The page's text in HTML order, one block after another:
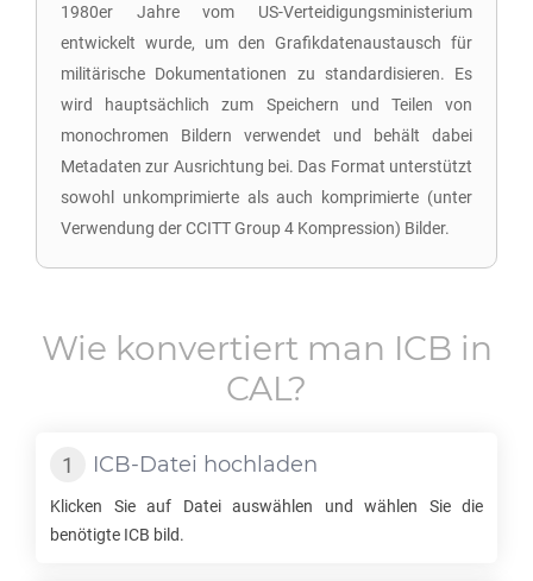
1980er Jahre vom US-Verteidigungsministerium
entwickelt wurde, um den Grafikdatenaustausch für
militärische Dokumentationen zu standardisieren. Es
wird hauptsächlich zum Speichern und Teilen von
monochromen Bildern verwendet und behält dabei
Metadaten zur Ausrichtung bei. Das Format unterstützt
sowohl unkomprimierte als auch komprimierte (unter
Verwendung der CCITT Group 4 Kompression) Bilder.
Wie konvertiert man ICB in
CAL?
ICB-Datei hochladen
Klicken Sie auf Datei auswählen und wählen Sie die
benötigte ICB bild.